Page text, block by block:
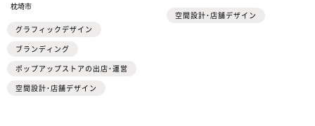
枕埼市
グラフィックデザイン
ブランディング
ポップアップストアの出店・運営
空間設計・店舗デザイン
空間設計・店舗デザイン